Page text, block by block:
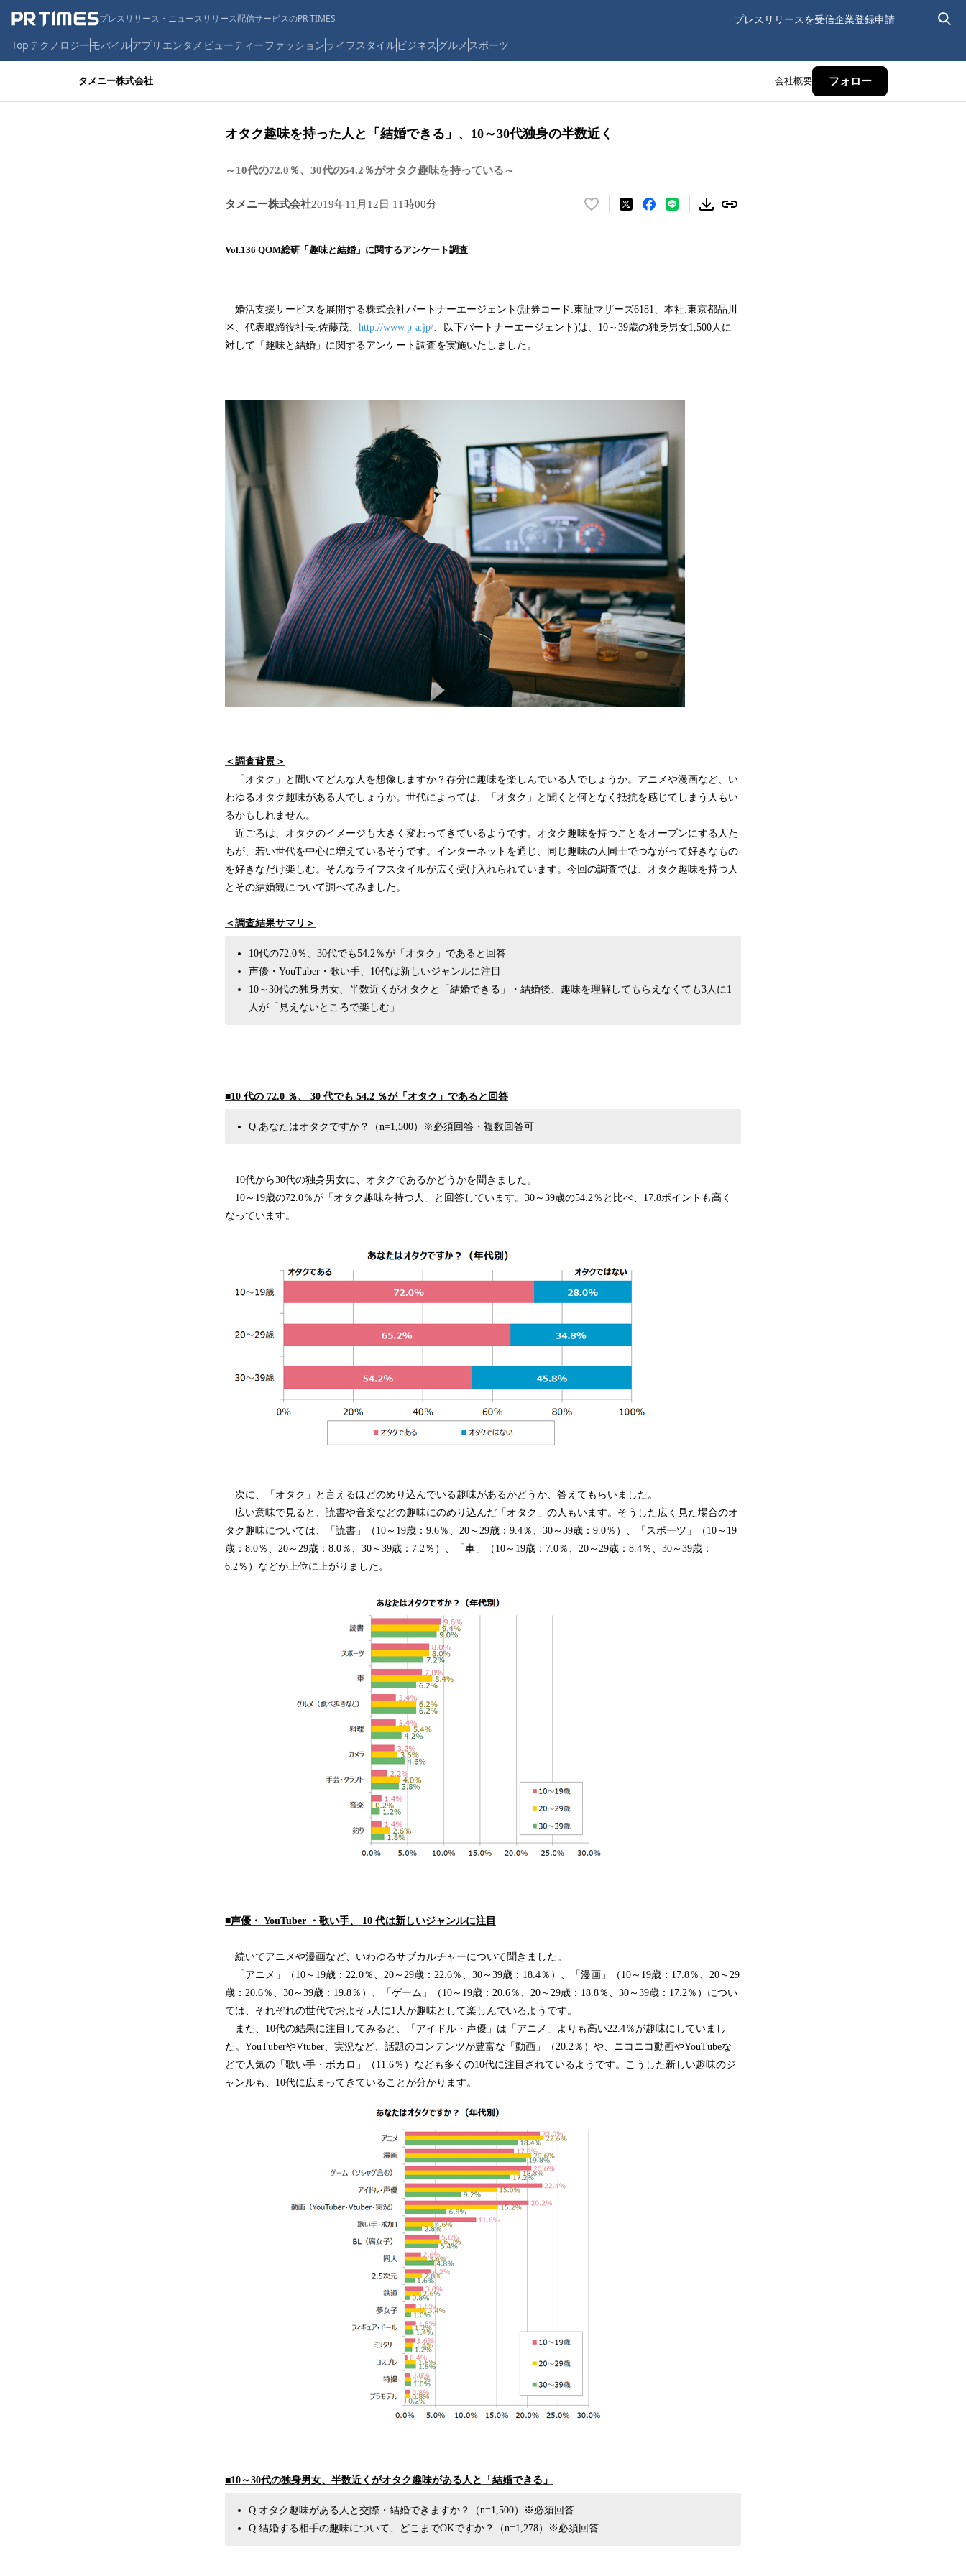
プレスリリース・ニュースリリース配信サービスのPR TIMES プレスリリースを受信企業登録申請
Topテクノロジーモバイルアプリ エンタメ ビューティーファッションライフスタイルビジネス グルメ スポーツ
タメニー株式会社 会社概要 フォロー
オタク趣味を持った人と「結婚できる」、10～30代独身の半数近く
～10代の72.0％、30代の54.2％がオタク趣味を持っている～
タメニー株式会社2019年11月12日 11時00分
い
み
込
Vol.136 QOM総研「趣味と結婚」に関するアンケート調査
婚活支援サービスを展開する株式会社パートナーエージェント(証券コード:東証マザーズ6181、本社:東京都品川
区、代表取締役社長:佐藤茂、 http://www.p-a.jp/、以下パートナーエージェント)は、10～39歳の独身男女1,500人に
対して「趣味と結婚」に関するアンケート調査を実施いたしました。
＜調査背景＞
「オタク」と聞いてどんな人を想像しますか？存分に趣味を楽しんでいる人でしょうか。アニメや漫画など、い
わゆるオタク趣味がある人でしょうか。世代によっては、「オタク」と聞くと何となく抵抗を感じてしまう人もい
るかもしれません。
近ごろは、オタクのイメージも大きく変わってきているようです。オタク趣味を持つことをオープンにする人た
ちが、若い世代を中心に増えているそうです。インターネットを通じ、同じ趣味の人同士でつながって好きなもの
を好きなだけ楽しむ。そんなライフスタイルが広く受け入れられています。今回の調査では、オタク趣味を持つ人
とその結婚観について調べてみました。
＜調査結果サマリ＞
10代の72.0％、30代でも54.2％が「オタク」であると回答
声優・YouTuber・歌い手、10代は新しいジャンルに注目
10～30代の独身男女、半数近くがオタクと「結婚できる」・結婚後、趣味を理解してもらえなくても3人に1
人が「見えないところで楽しむ」
■10 代の 72.0 ％、 30 代でも 54.2 ％が「オタク」であると回答
Q.あなたはオタクですか？（n=1,500）※必須回答・複数回答可
10代から30代の独身男女に、オタクであるかどうかを聞きました。
10～19歳の72.0％が「オタク趣味を持つ人」と回答しています。30～39歳の54.2％と比べ、17.8ポイントも高く
なっています。
次に、「オタク」と言えるほどのめり込んでいる趣味があるかどうか、答えてもらいました。
広い意味で見ると、読書や音楽などの趣味にのめり込んだ「オタク」の人もいます。そうした広く見た場合のオ
タク趣味については、「読書」（10～19歳：9.6％、20～29歳：9.4％、30～39歳：9.0％）、「スポーツ」（10～19
歳：8.0％、20～29歳：8.0％、30～39歳：7.2％）、「車」（10～19歳：7.0％、20～29歳：8.4％、30～39歳：
6.2％）などが上位に上がりました。
■声優・ YouTuber ・歌い手、 10 代は新しいジャンルに注目
続いてアニメや漫画など、いわゆるサブカルチャーについて聞きました。
「アニメ」（10～19歳：22.0％、20～29歳：22.6％、30～39歳：18.4％）、「漫画」（10～19歳：17.8％、20～29
歳：20.6％、30～39歳：19.8％）、「ゲーム」（10～19歳：20.6％、20～29歳：18.8％、30～39歳：17.2％）につい
ては、それぞれの世代でおよそ5人に1人が趣味として楽しんでいるようです。
また、10代の結果に注目してみると、「アイドル・声優」は「アニメ」よりも高い22.4％が趣味にしていまし
た。YouTuberやVtuber、実況など、話題のコンテンツが豊富な「動画」（20.2％）や、ニコニコ動画やYouTubeな
どで人気の「歌い手・ボカロ」（11.6％）なども多くの10代に注目されているようです。こうした新しい趣味のジ
ャンルも、10代に広まってきていることが分かります。
■10～30代の独身男女、半数近くがオタク趣味がある人と「結婚できる」
Q.オタク趣味がある人と交際・結婚できますか？（n=1,500）※必須回答
Q.結婚する相手の趣味について、どこまでOKですか？（n=1,278）※必須回答